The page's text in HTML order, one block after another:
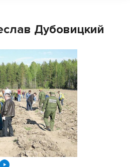
Дубовицкий